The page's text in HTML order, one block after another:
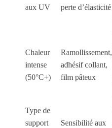
aux UV
perte d’élasticité
Chaleur
intense
(50°C+)
Ramollissement,
adhésif collant,
film pâteux
Type de
support
Sensibilité aux